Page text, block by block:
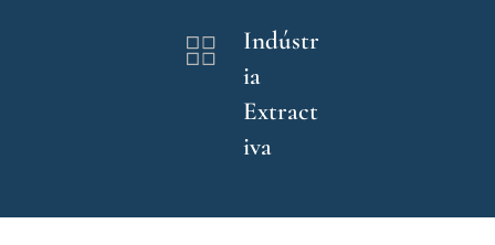
Indústr
ia
Extract
iva